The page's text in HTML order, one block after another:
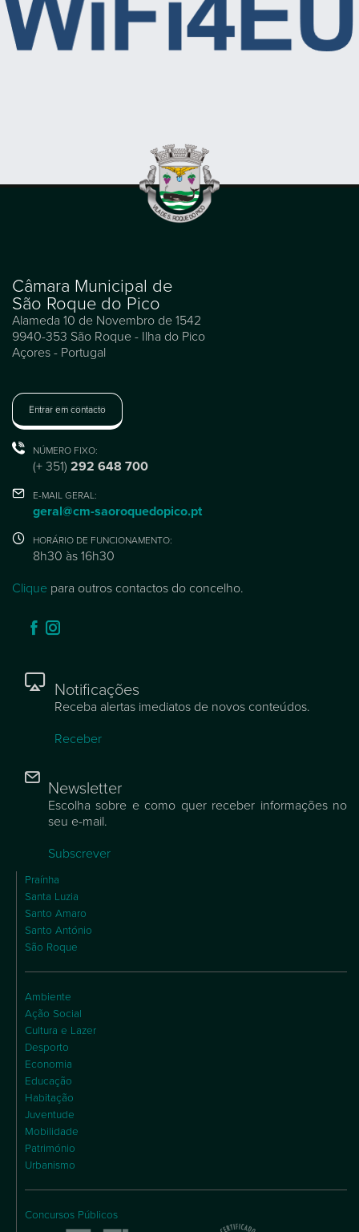
Câmara Municipal de
São Roque do Pico
Alameda 10 de Novembro de 1542
9940-353 São Roque - Ilha do Pico
Açores - Portugal
Entrar em contacto
NÚMERO FIXO:
(+ 351) 292 648 700
E-MAIL GERAL:
geral@cm-saoroquedopico.pt
HORÁRIO DE FUNCIONAMENTO:
8h30 às 16h30
Clique para outros contactos do concelho.
Notificações
Receba alertas imediatos de novos conteúdos.
Receber
Newsletter
Escolha sobre e como quer receber informações no
seu e-mail.
Subscrever
Praínha
Santa Luzia
Santo Amaro
Santo António
São Roque
Ambiente
Ação Social
Cultura e Lazer
Desporto
Economia
Educação
Habitação
Juventude
Mobilidade
Património
Urbanismo
Concursos Públicos